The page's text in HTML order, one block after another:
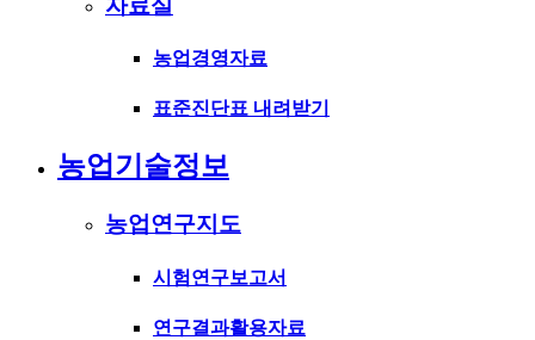
농업경영자료
표준진단표 내려받기
농업기술정보
농업연구지도
시험연구보고서
연구결과활용자료